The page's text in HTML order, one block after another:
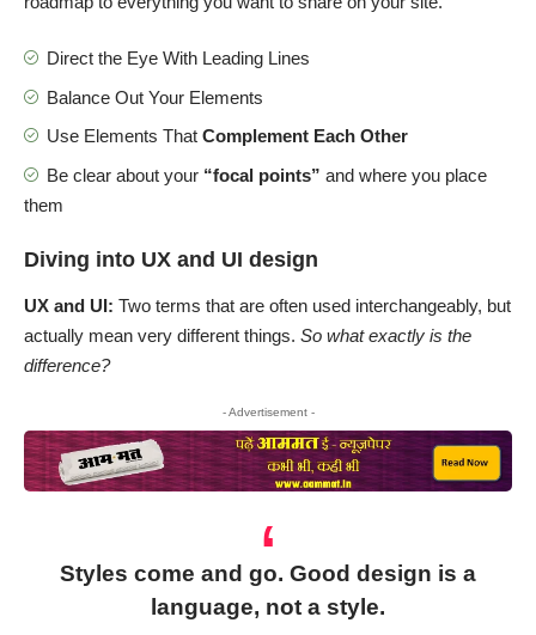
Direct the Eye With Leading Lines
Balance Out Your Elements
Use Elements That Complement Each Other
Be clear about your “focal points” and where you place
them
Diving into UX and UI design
UX and UI: Two terms that are often used interchangeably, but
actually mean very different things. So what exactly is the
difference?
- Advertisement -
Styles come and go. Good design is a
language, not a style.